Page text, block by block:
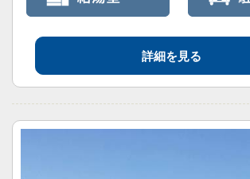
詳細を見る